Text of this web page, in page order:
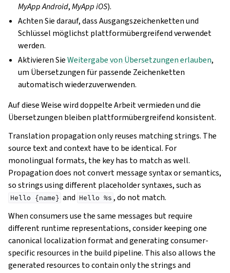
MyApp Android,MyApp iOS).
Achten Sie darauf, dass Ausgangszeichenketten und
Schlüssel möglichst plattformübergreifend verwendet
werden.
Aktivieren SieWeitergabe von Übersetzungen erlauben,
um Übersetzungen für passende Zeichenketten
automatisch wiederzuverwenden.
Auf diese Weise wird doppelte Arbeit vermieden und die
Übersetzungen bleiben plattformübergreifend konsistent.
Translation propagation only reuses matching strings. The
source text and context have to be identical. For
monolingual formats, the key has to match as well.
Propagation does not convert message syntax or semantics,
so strings using different placeholder syntaxes, such as
Hello {name} and Hello %s , do not match.
When consumers use the same messages but require
different runtime representations, consider keeping one
canonical localization format and generating consumer-
specific resources in the build pipeline. This also allows the
generated resources to contain only the strings and